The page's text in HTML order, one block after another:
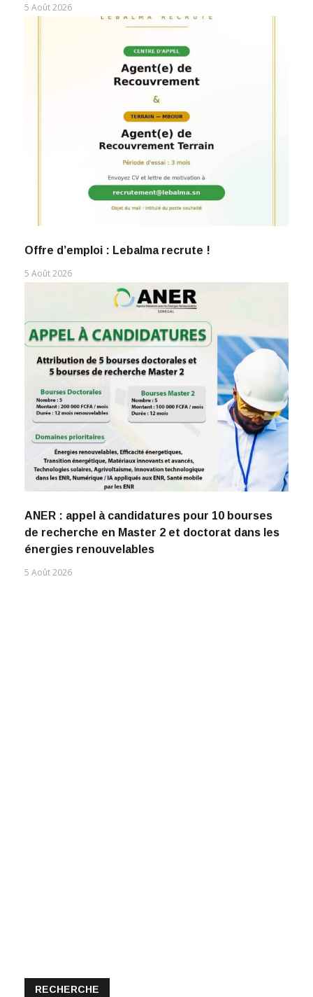
5 Août 2026
Offre d’emploi : Lebalma recrute !
5 Août 2026
ANER : appel à candidatures pour 10 bourses
de recherche en Master 2 et doctorat dans les
énergies renouvelables
5 Août 2026
RECHERCHE